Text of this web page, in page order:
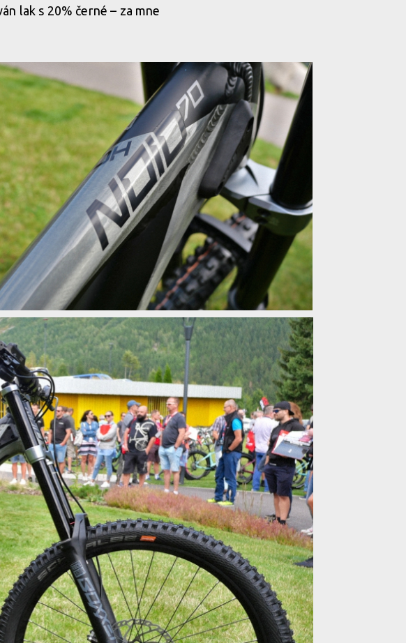
lak s 20% černé – za mne
barva s kouřovým nádechem
barva s kouřovým nádechem
barva s kouřovým nádechem
barva s kouřovým nádechem
barva s kouřovým nádechem
barva s kouřovým nádechem
barva s kouřovým nádechem